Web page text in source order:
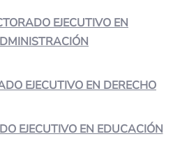
EJECUTIVO EN
EJECUTIVO EN DERECHO
EJECUTIVO EN EDUCACIÓN